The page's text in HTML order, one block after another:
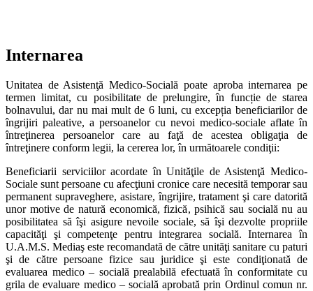
Internarea
Unitatea de Asistenţă Medico-Socială poate aproba internarea pe
termen limitat, cu posibilitate de prelungire, în funcție de starea
bolnavului, dar nu mai mult de 6 luni, cu excepția beneficiarilor de
îngrijiri paleative, a persoanelor cu nevoi medico-sociale aflate în
întreţinerea persoanelor care au faţă de acestea obligaţia de
întreţinere conform legii, la cererea lor, în următoarele condiţii:
Beneficiarii serviciilor acordate în Unităţile de Asistenţă Medico-
Sociale sunt persoane cu afecţiuni cronice care necesită temporar sau
permanent supraveghere, asistare, îngrijire, tratament şi care datorită
unor motive de natură economică, fizică, psihică sau socială nu au
posibilitatea să îşi asigure nevoile sociale, să îşi dezvolte propriile
capacităţi şi competenţe pentru integrarea socială. Internarea în
U.A.M.S. Mediaş este recomandată de către unităţi sanitare cu paturi
şi de către persoane fizice sau juridice şi este condiţionată de
evaluarea medico – socială prealabilă efectuată în conformitate cu
grila de evaluare medico – socială aprobată prin Ordinul comun nr.